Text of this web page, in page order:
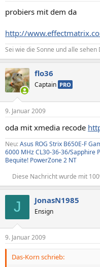
probiers mit dem da
http://
Sei wie die Sonne und alle sehen
flo36
Captain PRO
9. Januar 2009
oda mit xmedia recode
Neu:Asus ROG Strix B650E-F
6000 MHz CL30-36-36/Sapphire
Bequite! PowerZone 2 NT
Diese Nachricht wurde mit
J JonasN1985
Ensign
9. Januar 2009
Das-Korn schrieb: